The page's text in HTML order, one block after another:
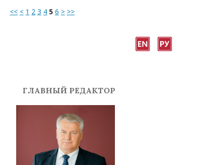
<< < 1 2 3 4 5 6 > >>
ГЛАВНЫЙ РЕДАКТОР